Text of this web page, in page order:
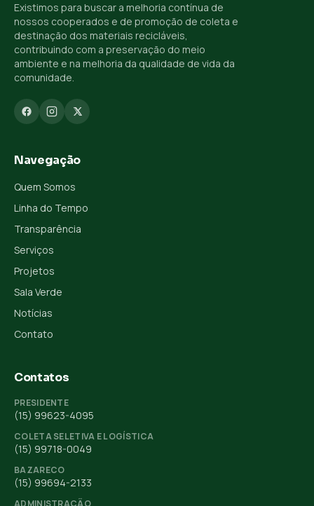
Existimos para buscar a melhoria contínua de
nossos cooperados e de promoção de coleta e
destinação dos materiais recicláveis,
contribuindo com a preservação do meio
ambiente e na melhoria da qualidade de vida da
comunidade.
Navegação
Quem Somos
Linha do Tempo
Transparência
Serviços
Projetos
Sala Verde
Notícias
Contato
Contatos
PRESIDENTE
(15) 99623-4095
COLETA SELETIVA E LOGÍSTICA
(15) 99718-0049
BAZARECO
(15) 99694-2133